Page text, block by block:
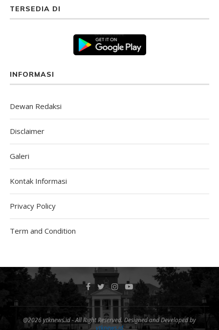
TERSEDIA DI
INFORMASI
Dewan Redaksi
Disclaimer
Galeri
Kontak Informasi
Privacy Policy
Term and Condition
@2026 ytknews.id - All Right Reserved. Designed and Developed by
ytknews.id